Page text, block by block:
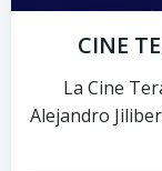
CINE
La Cine
Alejandro